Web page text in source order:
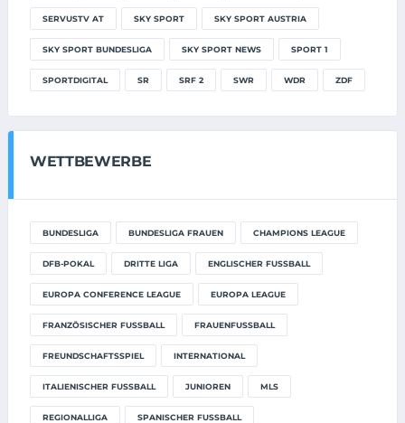
SERVUSTV AT SKY SPORT SKY SPORT AUSTRIA
SKY SPORT BUNDESLIGA SKY SPORT NEWS SPORT 1
SPORTDIGITAL SR SRF 2 SWR WDR ZDF
WETTBEWERBE
BUNDESLIGA BUNDESLIGA FRAUEN CHAMPIONS LEAGUE
DFB-POKAL DRITTE LIGA ENGLISCHER FUSSBALL
EUROPA CONFERENCE LEAGUE EUROPA LEAGUE
FRANZÖSISCHER FUSSBALL FRAUENFUSSBALL
FREUNDSCHAFTSSPIEL INTERNATIONAL
ITALIENISCHER FUSSBALL JUNIOREN MLS
REGIONALLIGA SPANISCHER FUSSBALL